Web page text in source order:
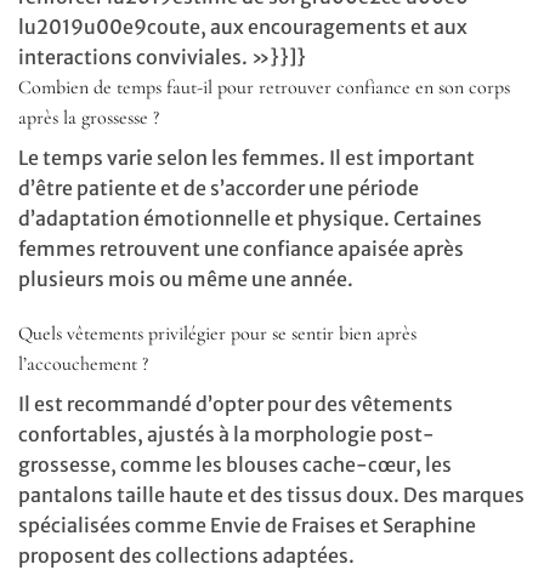
lu2019u00e9coute, aux encouragements et aux
interactions conviviales. »}}]}
Combien de temps faut-il pour retrouver confiance en son corps
après la grossesse ?
Le temps varie selon les femmes. Il est important
d’être patiente et de s’accorder une période
d’adaptation émotionnelle et physique. Certaines
femmes retrouvent une confiance apaisée après
plusieurs mois ou même une année.
Quels vêtements privilégier pour se sentir bien après
l’accouchement ?
Il est recommandé d’opter pour des vêtements
confortables, ajustés à la morphologie post-
grossesse, comme les blouses cache-cœur, les
pantalons taille haute et des tissus doux. Des marques
spécialisées comme Envie de Fraises et Seraphine
proposent des collections adaptées.